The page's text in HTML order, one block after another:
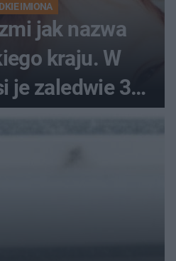
IMIONA
jak nazwa
kraju. W
je zaledwie 3